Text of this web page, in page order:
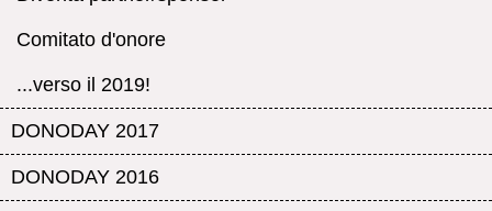
Comitato d'onore
...verso il 2019!
DONODAY 2017
DONODAY 2016